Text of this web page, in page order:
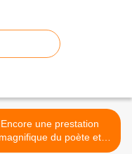
Encore une prestation
magnifique du poète et
chanteur-compositeur